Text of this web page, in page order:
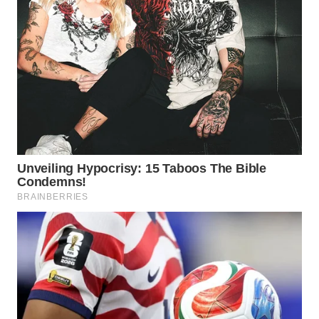
WAHANA
SPORT
WAHANA
SELEB
WAHANA
PERSONA
WAHANA
OTOMOTIF
WAHANA
HEALTH